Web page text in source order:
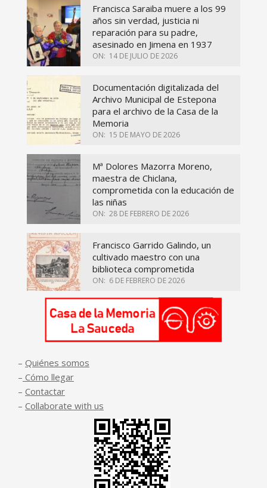
Francisca Saraiba muere a los 99
años sin verdad, justicia ni
reparación para su padre,
asesinado en Jimena en 1937
ON: 14 DE JULIO DE 2026
Documentación digitalizada del
Archivo Municipal de Estepona
para el archivo de la Casa de la
Memoria
ON: 15 DE MAYO DE 2026
Mª Dolores Mazorra Moreno,
maestra de Chiclana,
comprometida con la educación de
las niñas
ON: 28 DE FEBRERO DE 2026
Francisco Garrido Galindo, un
cultivado maestro con una
biblioteca comprometida
ON: 6 DE FEBRERO DE 2026
– Quiénes somos
– Cómo llegar
– Contactar
– Collaborate with us